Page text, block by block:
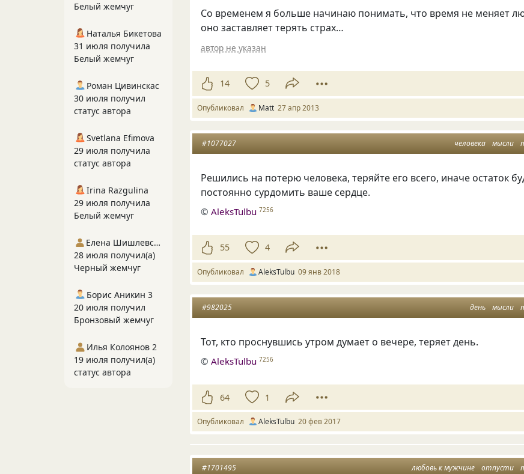
Со временем я больше начинаю понимать, что время не меняет
оно заставляет терять страх…
автор не указан
14 5
Опубликовал Matt 27 апр 2013
человека мысли
#1077027
Решились на потерю человека, теряйте его всего, иначе остаток
постоянно сурдомить ваше сердце.
©AleksTulbu 7256
55 4
Опубликовал AleksTulbu 09 янв 2018
день мысли
#982025
Тот, кто проснувшись утром думает о вечере, теряет день.
©AleksTulbu 7256
64 1
Опубликовал AleksTulbu 20 фев 2017
любовь к мужчине отпусти
#1701495
Белый жемчуг
Наталья Бикетова
31 июля получила
Белый жемчуг
Роман Цивинскас
30 июля получил
статус автора
Svetlana Efimova
29 июля получила
статус автора
Irina Razgulina
29 июля получила
Белый жемчуг
Елена Шишлевская
28 июля получил(а)
Черный жемчуг
Борис Аникин 3
20 июля получил
Бронзовый жемчуг
Илья Колоянов 2
19 июля получил(а)
статус автора